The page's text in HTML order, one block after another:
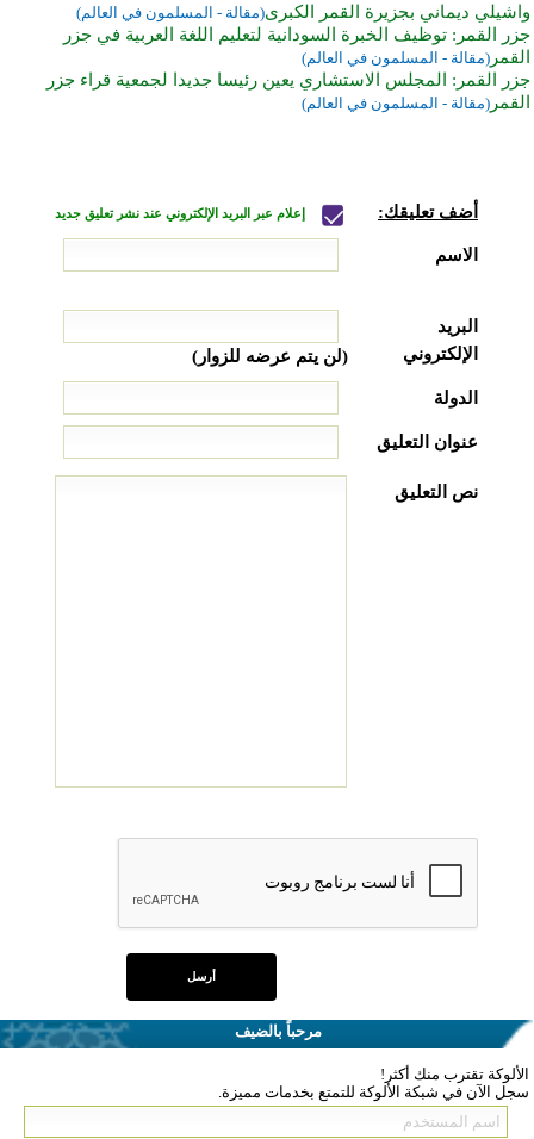
واشيلي ديماني بجزيرة القمر الكبرى(مقالة - المسلمون في العالم)
جزر القمر: توظيف الخبرة السودانية لتعليم اللغة العربية في جزر
القمر (مقالة - المسلمون في العالم)
جزر القمر: المجلس الاستشاري يعين رئيسا جديدا لجمعية قراء جزر
القمر (مقالة - المسلمون في العالم)
أضف تعليقك: إعلام عبر البريد الإلكتروني عند نشر تعليق جديد
الاسم
البريد
الإلكتروني
(لن يتم عرضه للزوار)
الدولة
عنوان التعليق
نص التعليق
مرحباً بالضيف
الألوكة تقترب منك أكثر!
سجل الآن في شبكة الألوكة للتمتع بخدمات مميزة.